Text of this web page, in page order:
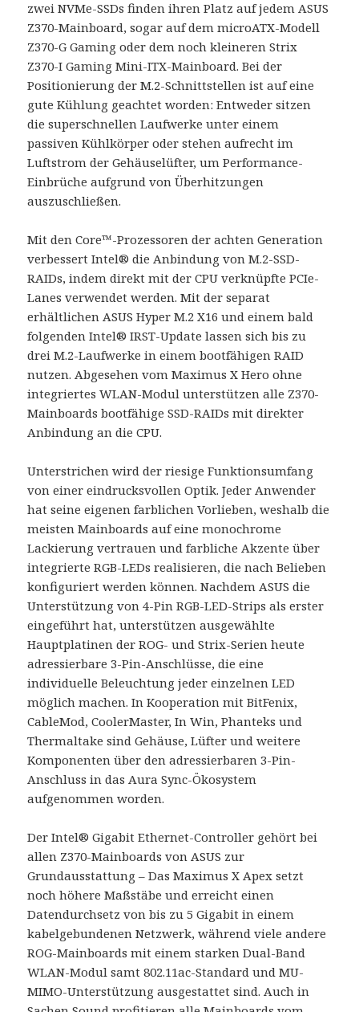
zwei NVMe-SSDs finden ihren Platz auf jedem ASUS
Z370-Mainboard, sogar auf dem microATX-Modell
Z370-G Gaming oder dem noch kleineren Strix
Z370-I Gaming Mini-ITX-Mainboard. Bei der
Positionierung der M.2-Schnittstellen ist auf eine
gute Kühlung geachtet worden: Entweder sitzen
die superschnellen Laufwerke unter einem
passiven Kühlkörper oder stehen aufrecht im
Luftstrom der Gehäuselüfter, um Performance-
Einbrüche aufgrund von Überhitzungen
auszuschließen.
Mit den Core™-Prozessoren der achten Generation
verbessert Intel® die Anbindung von M.2-SSD-
RAIDs, indem direkt mit der CPU verknüpfte PCIe-
Lanes verwendet werden. Mit der separat
erhältlichen ASUS Hyper M.2 X16 und einem bald
folgenden Intel® IRST-Update lassen sich bis zu
drei M.2-Laufwerke in einem bootfähigen RAID
nutzen. Abgesehen vom Maximus X Hero ohne
integriertes WLAN-Modul unterstützen alle Z370-
Mainboards bootfähige SSD-RAIDs mit direkter
Anbindung an die CPU.
Unterstrichen wird der riesige Funktionsumfang
von einer eindrucksvollen Optik. Jeder Anwender
hat seine eigenen farblichen Vorlieben, weshalb die
meisten Mainboards auf eine monochrome
Lackierung vertrauen und farbliche Akzente über
integrierte RGB-LEDs realisieren, die nach Belieben
konfiguriert werden können. Nachdem ASUS die
Unterstützung von 4-Pin RGB-LED-Strips als erster
eingeführt hat, unterstützen ausgewählte
Hauptplatinen der ROG- und Strix-Serien heute
adressierbare 3-Pin-Anschlüsse, die eine
individuelle Beleuchtung jeder einzelnen LED
möglich machen. In Kooperation mit BitFenix,
CableMod, CoolerMaster, In Win, Phanteks und
Thermaltake sind Gehäuse, Lüfter und weitere
Komponenten über den adressierbaren 3-Pin-
Anschluss in das Aura Sync-Ökosystem
aufgenommen worden.
Der Intel® Gigabit Ethernet-Controller gehört bei
allen Z370-Mainboards von ASUS zur
Grundausstattung – Das Maximus X Apex setzt
noch höhere Maßstäbe und erreicht einen
Datendurchsetz von bis zu 5 Gigabit in einem
kabelgebundenen Netzwerk, während viele andere
ROG-Mainboards mit einem starken Dual-Band
WLAN-Modul samt 802.11ac-Standard und MU-
MIMO-Unterstützung ausgestattet sind. Auch in